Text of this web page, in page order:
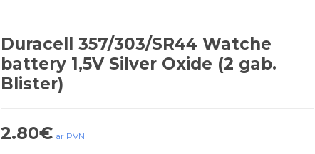
Duracell 357/303/SR44 Watche
battery 1,5V Silver Oxide (2 gab.
Blister)
2.80€ ar PVN